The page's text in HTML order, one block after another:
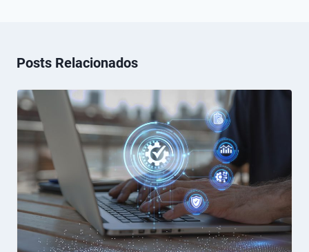
Posts Relacionados